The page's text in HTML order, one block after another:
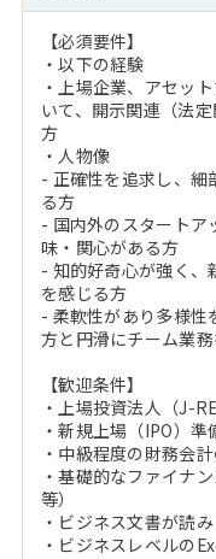
【必須要件】
・以下の経験
・上場企業、アセッ
いて、開示関連（法
方
・人物像
- 正確性を追求し、細
る方
- 国内外のスタートア
味・関心がある方
- 知的好奇心が強く、
を感じる方
- 柔軟性があり多様性
方と円滑にチーム業
【歓迎条件】
・上場投資法人（J-
・新規上場（IPO）
・中級程度の財務会
・基礎的なファイナ
等）
・ビジネス文書が読
・ビジネスレベルの